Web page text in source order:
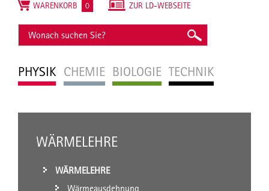
PHYSIK CHEMIE BIOLOGIE TECHNIK
ZUR LD-WEBSEITE
WARENKORB 0
WÄRMELEHRE
WÄRMELEHRE
Wärmeausdehnung